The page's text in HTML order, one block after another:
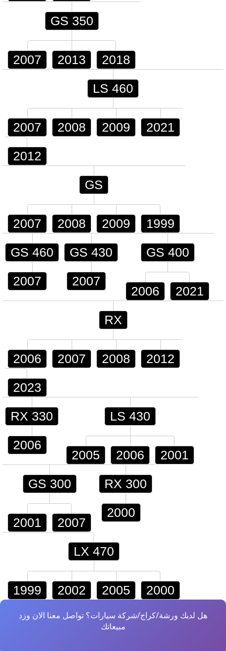
GS 350
2007 2013 2018
LS 460
2007 2008 2009 2021
2012
GS
2007 2008 2009 1999
GS 460
2007
GS 430
2007
GS 400
2006 2021
RX
2006 2007 2008 2012
2023
RX 330
2006
LS 430
2005 2006 2001
GS 300
2001 2007
RX 300
2000
LX 470
1999 2002 2005 2000
هل لديك ورشة/كراج/شركة سيارات؟ تواصل معنا الان وزد
مبيعاتك